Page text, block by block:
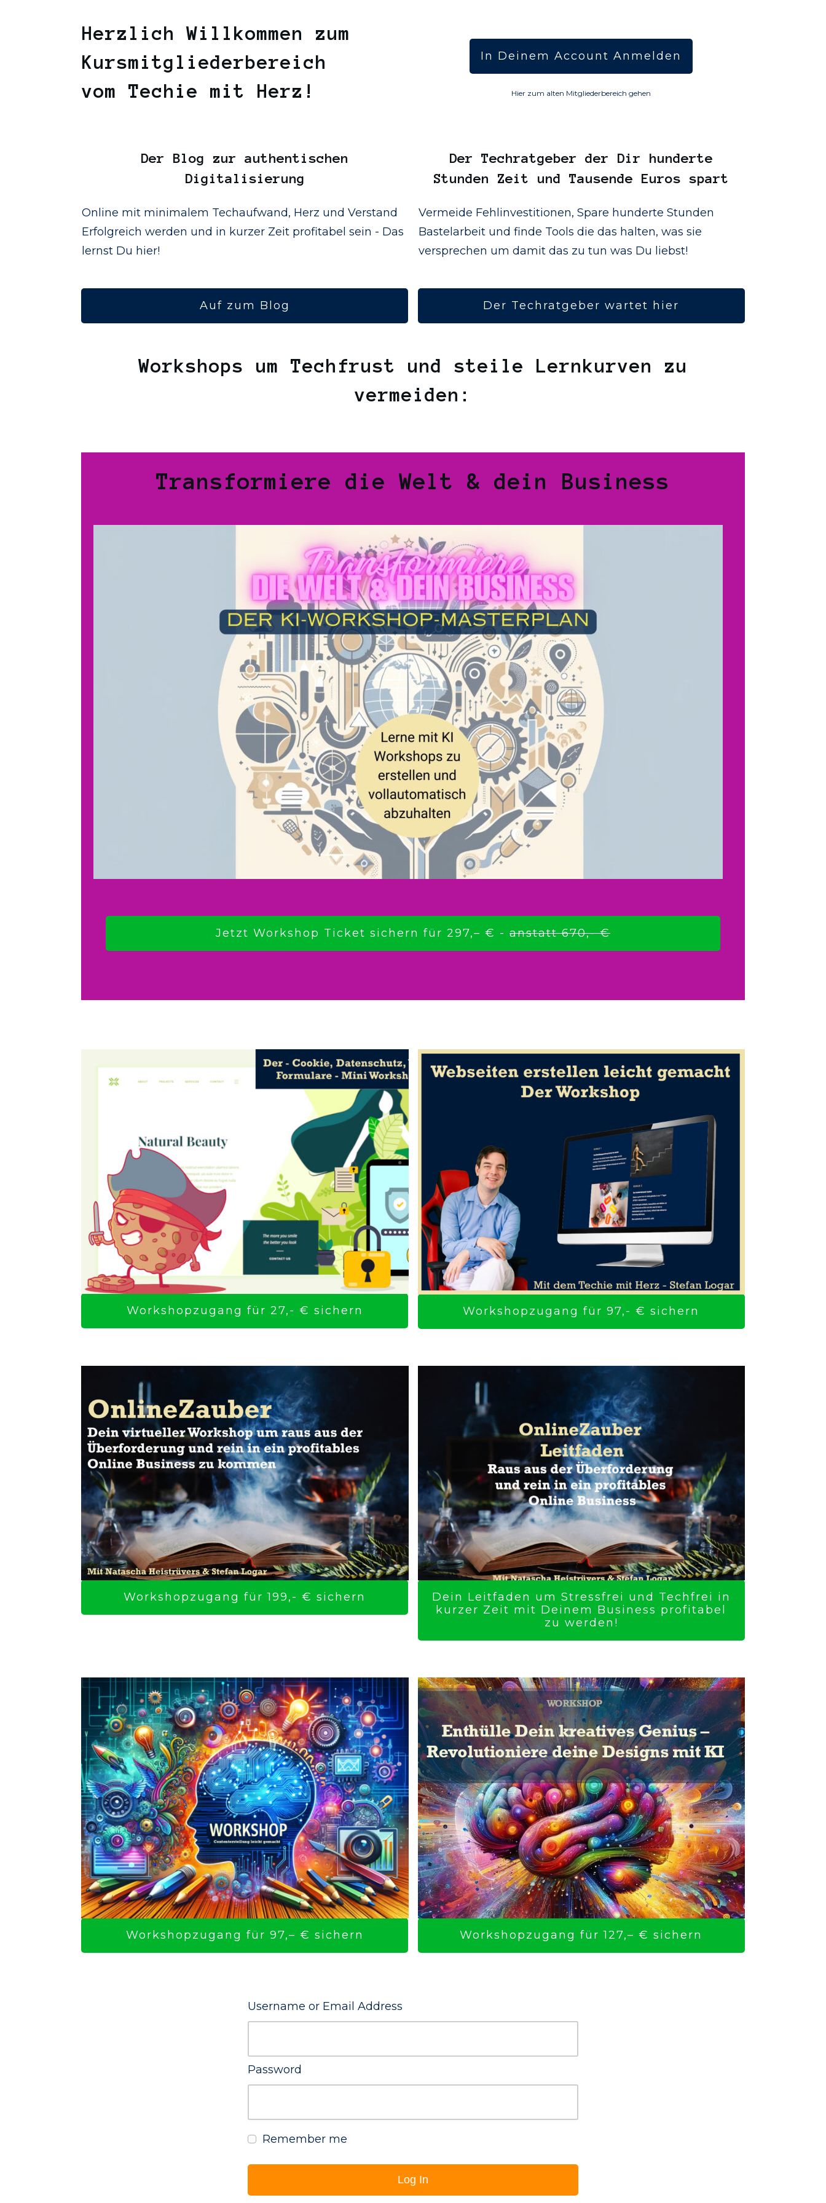
Herzlich Willkommen zum
Kursmitgliederbereich
vom Techie mit Herz!
In Deinem Account Anmelden
Hier zum alten Mitgliederbereich gehen
Der Blog zur authentischen
Digitalisierung
Online mit minimalem Techaufwand, Herz und Verstand
Erfolgreich werden und in kurzer Zeit profitabel sein - Das
lernst Du hier!
Auf zum Blog
DerTechratgeber der Dir hunderte
Stunden Zeit und Tausende Euros spart
Vermeide Fehlinvestitionen, Spare hunderte Stunden
Bastelarbeit und finde Tools die das halten, was sie
versprechen um damit das zu tun was Du liebst!
Der Techratgeber wartet hier
Workshops um Techfrust und steile Lernkurven zu
vermeiden:
Transformiere die Welt & dein Business
Jetzt Workshop Ticket sichern für 297,– € - anstatt 670,- €
Workshopzugang für 27,- € sichern Workshopzugang für 97,- € sichern
Workshopzugang für 199,- € sichern
Dein Leitfaden um Stressfrei und Techfrei in
kurzer Zeit mit Deinem Business profitabel
zu werden!
Workshopzugang für 97,– € sichern Workshopzugang für 127,– € sichern
Username or Email Address
Password
Remember me
Log In